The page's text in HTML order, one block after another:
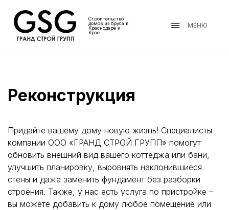
Строительство
домов из бруса в
Краснодаре и
Крае
МЕНЮ
Реконструкция
Придайте вашему дому новую жизнь! Специалисты
компании ООО «ГРАНД СТРОЙ ГРУПП» помогут
обновить внешний вид вашего коттеджа или бани,
улучшить планировку, выровнять наклонившиеся
стены и даже заменить фундамент без разборки
строения. Также, у нас есть услуга по пристройке –
вы можете добавить к дому любое помещение или